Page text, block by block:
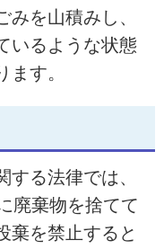
を山積みし、
いるような状態
す。
る法律では、
廃棄物を捨てて
棄を禁止すると